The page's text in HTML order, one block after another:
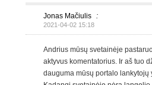
Jonas Mačiulis :
2021-04-02 15:18
Andrius mūsų svetainėje
aktyvus komentatorius. Ir aš tuo
dauguma mūsų portalo lankytojų